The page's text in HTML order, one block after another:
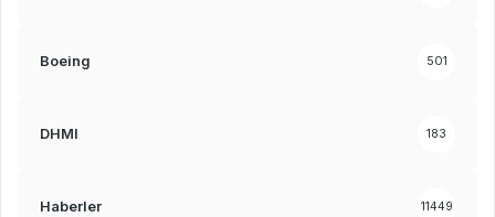
Boeing 501
DHMI 183
Haberler 11449